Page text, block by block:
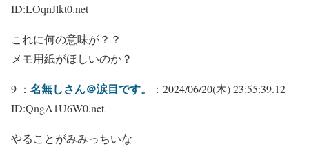
ID:LOqnJlkt0.net
これに何の意味が？？
メモ用紙がほしいのか？
9 ： 名無しさん＠涙目です。
：2024/06/20(木) 23:55:39.12
ID:QngA1U6W0.net
やることがみみっちいな